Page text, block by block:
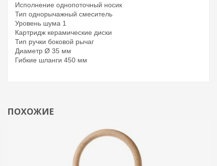
Исполнение однопоточный носик
Тип однорычажный смеситель
Уровень шума 1
Картридж керамические диски
Тип ручки боковой рычаг
Диаметр Ø 35 мм
Гибкие шланги 450 мм
ПОХОЖИЕ